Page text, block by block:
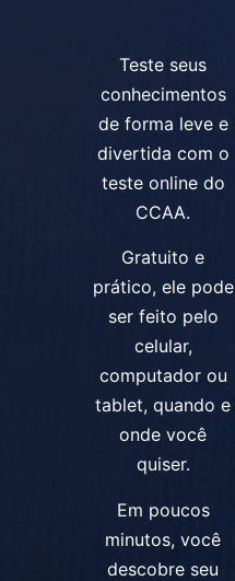
Teste seus
conhecimentos
de forma leve e
divertida com o
teste online do
CCAA.
Gratuito e
prático, ele pode
ser feito pelo
celular,
computador ou
tablet, quando e
onde você
quiser.
Em poucos
minutos, você
descobre seu